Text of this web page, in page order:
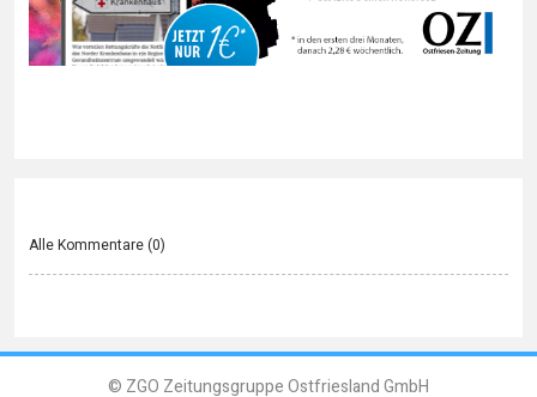
Alle Kommentare (0)
© ZGO Zeitungsgruppe Ostfriesland GmbH